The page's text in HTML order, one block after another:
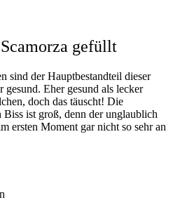
gefüllt
sind der Hauptbestandteil dieser
Eher gesund als lecker
doch das täuscht! Die
Biss ist groß, denn der unglaublich
ersten Moment gar nicht so sehr an